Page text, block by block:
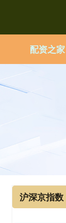
配资之家
沪深京指数